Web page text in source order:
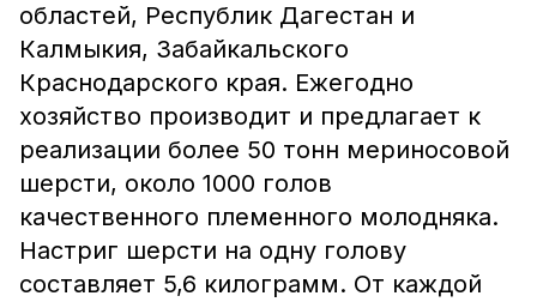
областей, Республик Дагестан и
Калмыкия, Забайкальского
Краснодарского края. Ежегодно
хозяйство производит и предлагает к
реализации более 50 тонн мериносовой
шерсти, около 1000 голов
качественного племенного молодняка.
Настриг шерсти на одну голову
составляет 5,6 килограмм. От каждой